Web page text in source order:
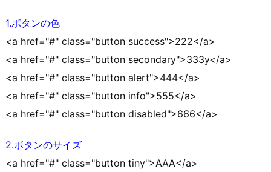
1.ボタンの色
<a href="#" class="button success">222</a>
<a href="#" class="button secondary">333y</a>
<a href="#" class="button alert">444</a>
<a href="#" class="button info">555</a>
<a href="#" class="button disabled">666</a>
2.ボタンのサイズ
<a href="#" class="button tiny">AAA</a>